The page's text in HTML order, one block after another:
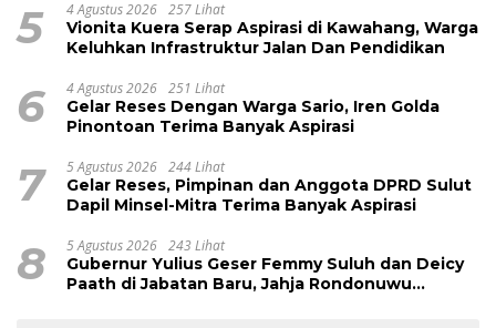
5 4 Agustus 2026 257 Lihat
Vionita Kuera Serap Aspirasi di Kawahang, Warga
Keluhkan Infrastruktur Jalan Dan Pendidikan
6 4 Agustus 2026 251 Lihat
Gelar Reses Dengan Warga Sario, Iren Golda
Pinontoan Terima Banyak Aspirasi
7 5 Agustus 2026 244 Lihat
Gelar Reses, Pimpinan dan Anggota DPRD Sulut
Dapil Minsel-Mitra Terima Banyak Aspirasi
8 5 Agustus 2026 243 Lihat
Gubernur Yulius Geser Femmy Suluh dan Deicy
Paath di Jabatan Baru, Jahja Rondonuwu